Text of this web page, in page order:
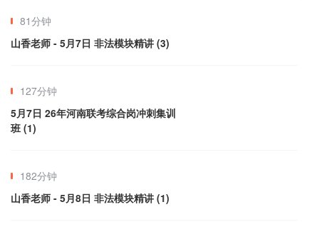
81分钟
山香老师 - 5月7日 非法模块精讲 (3)
127分钟
5月7日 26年河南联考综合岗冲刺集训
班 (1)
182分钟
山香老师 - 5月8日 非法模块精讲 (1)